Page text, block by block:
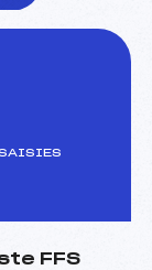
FFS